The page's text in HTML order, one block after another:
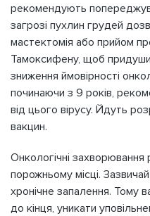
рекомендують
загрозі пухлин грудей
мастектомія або прийом
Тамоксифену, щоб
зниження ймовірності
починаючи з 9 років,
від цього вірусу. Йдуть
вакцин.
Онкологічні
порожньому місці.
хронічне запалення. Тому
до кінця, уникати